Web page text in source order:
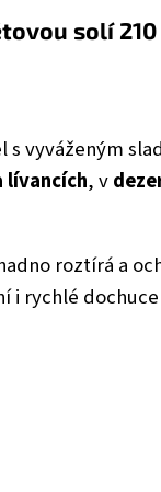
solí 210
s vyváženým
lívancích, v
roztírá a
i rychlé